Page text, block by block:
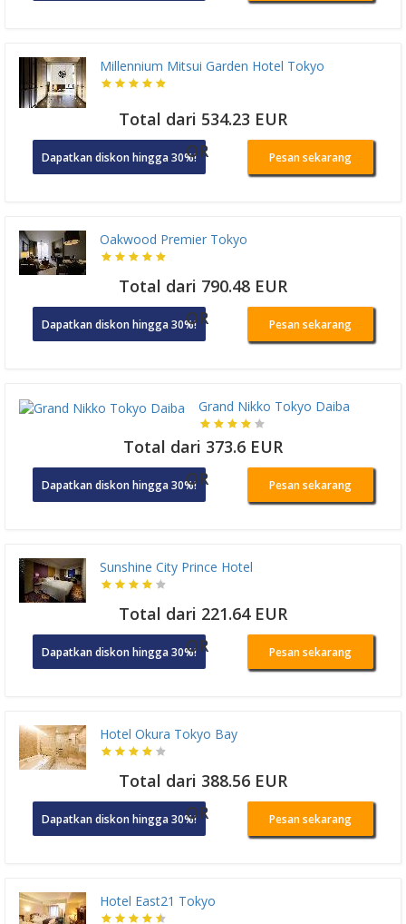
Millennium Mitsui Garden Hotel Tokyo
Total dari 534.23 EUR
Dapatkan diskon hingga 30%!OR Pesan sekarang
Oakwood Premier Tokyo
Total dari 790.48 EUR
Dapatkan diskon hingga 30%!OR Pesan sekarang
Grand Nikko Tokyo Daiba
Total dari 373.6 EUR
Dapatkan diskon hingga 30%!OR Pesan sekarang
Sunshine City Prince Hotel
Total dari 221.64 EUR
Dapatkan diskon hingga 30%!OR Pesan sekarang
Hotel Okura Tokyo Bay
Total dari 388.56 EUR
Dapatkan diskon hingga 30%!OR Pesan sekarang
Hotel East21 Tokyo